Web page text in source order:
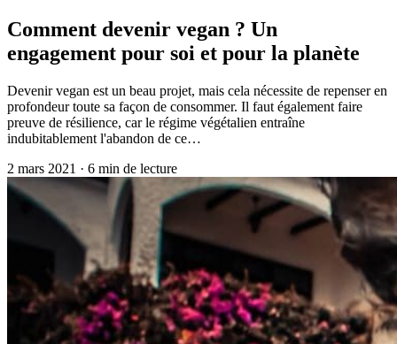
Comment devenir vegan ? Un
engagement pour soi et pour la planète
Devenir vegan est un beau projet, mais cela nécessite de repenser en
profondeur toute sa façon de consommer. Il faut également faire
preuve de résilience, car le régime végétalien entraîne
indubitablement l'abandon de ce…
2 mars 2021 · 6 min de lecture